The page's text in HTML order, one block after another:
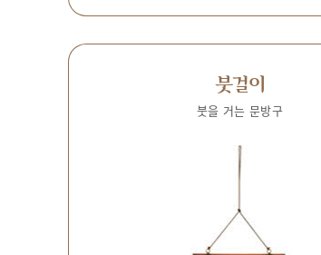
붓걸이
붓을 거는 문방구